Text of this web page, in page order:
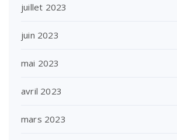
juillet 2023
juin 2023
mai 2023
avril 2023
mars 2023